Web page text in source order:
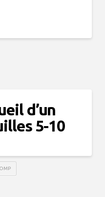
d’un
5-10